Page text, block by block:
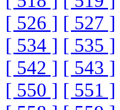
[ 526 ] [ 527 ]
[ 534 ] [ 535 ]
[ 542 ] [ 543 ]
[ 550 ] [ 551 ]